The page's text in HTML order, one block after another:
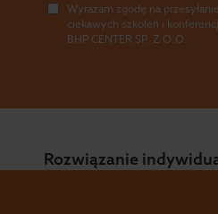
Wyrażam zgodę na
ciekawych szkoleń i
BHP CENTER SP. Z O.O.
Wszystkie prawa zastrzeżone - BHP
Rozwiązanie